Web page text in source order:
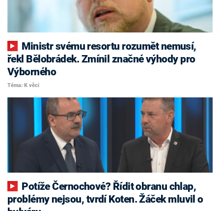
řekl Bělobrádek. Zmínil značné výhody pro
Výborného
Téma: K věci
problémy nejsou, tvrdí Koten. Žáček mluvil o